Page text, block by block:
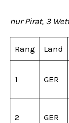
nur Pirat, 3
Rang Land
1 GER
2 GER